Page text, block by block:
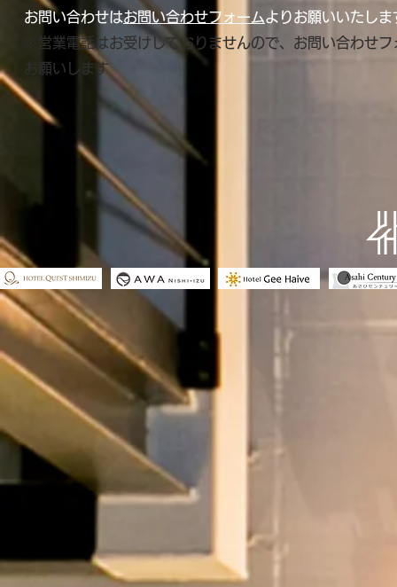
お問い合わせはお問い合わせフォームよりお願いいたしま
※営業電話はお受けしておりませんので、お問い合わせフ
お願いします